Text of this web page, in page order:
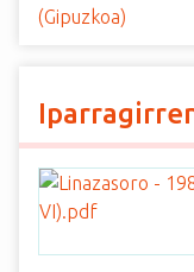
(Gipuzkoa)